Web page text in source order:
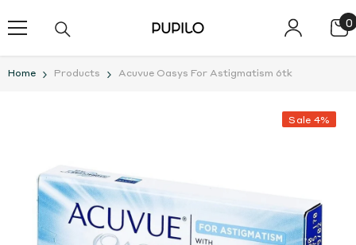
00
Home Products Acuvue Oasys For Astigmatism 6tk
Sale 4%